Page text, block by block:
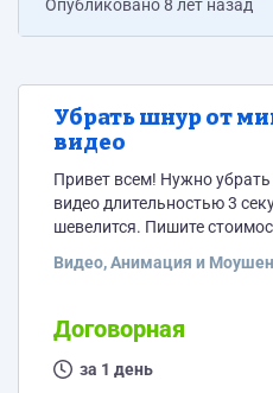
Опубликовано8 лет назад
Убрать шнур от
видео
Привет всем! Нужно
видео длительностью 3
шевелится. Пишите стоимость. Прикрепил картинку
Видео, Анимация и Моушен
Договорная
за 1 день